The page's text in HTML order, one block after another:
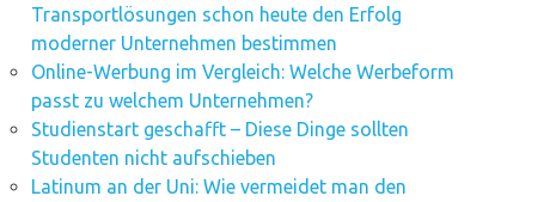
Transportlösungen schon heute den Erfolg
moderner Unternehmen bestimmen
Online-Werbung im Vergleich: Welche Werbeform
passt zu welchem Unternehmen?
Studienstart geschafft – Diese Dinge sollten
Studenten nicht aufschieben
Latinum an der Uni: Wie vermeidet man den